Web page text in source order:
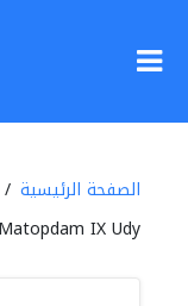
الصفحة الرئيسية
IX Udy